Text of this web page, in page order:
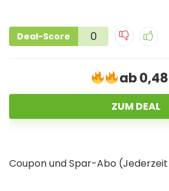
Deal-Score 0
ab
ZUM DEAL
Coupon und Spar-Abo